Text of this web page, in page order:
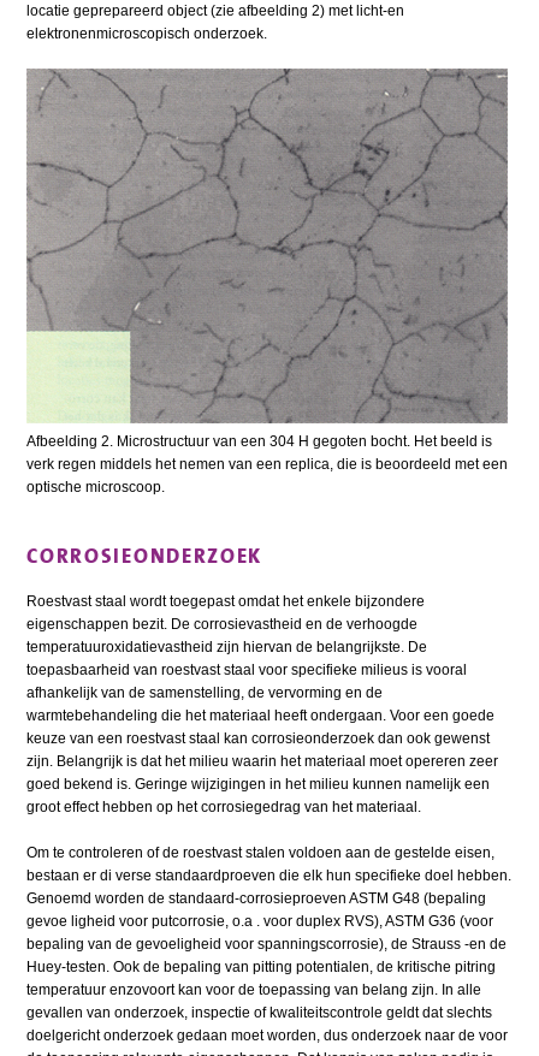
locatie geprepareerd object (zie afbeelding 2) met licht-en
elektronenmicroscopisch onderzoek.
Afbeelding 2. Microstructuur van een 304 H gegoten bocht. Het beeld is
verk regen middels het nemen van een replica, die is beoordeeld met een
optische microscoop.
CORROSIEONDERZOEK
Roestvast staal wordt toegepast omdat het enkele bijzondere
eigenschappen bezit. De corrosievastheid en de verhoogde
temperatuuroxidatievastheid zijn hiervan de belangrijkste. De
toepasbaarheid van roestvast staal voor specifieke milieus is vooral
afhankelijk van de samenstelling, de vervorming en de
warmtebehandeling die het materiaal heeft ondergaan. Voor een goede
keuze van een roestvast staal kan corrosieonderzoek dan ook gewenst
zijn. Belangrijk is dat het milieu waarin het materiaal moet opereren zeer
goed bekend is. Geringe wijzigingen in het milieu kunnen namelijk een
groot effect hebben op het corrosiegedrag van het materiaal.
Om te controleren of de roestvast stalen voldoen aan de gestelde eisen,
bestaan er di verse standaardproeven die elk hun specifieke doel hebben.
Genoemd worden de standaard-corrosieproeven ASTM G48 (bepaling
gevoe ligheid voor putcorrosie, o.a . voor duplex RVS), ASTM G36 (voor
bepaling van de gevoeligheid voor spanningscorrosie), de Strauss -en de
Huey-testen. Ook de bepaling van pitting potentialen, de kritische pitring
temperatuur enzovoort kan voor de toepassing van belang zijn. In alle
gevallen van onderzoek, inspectie of kwaliteitscontrole geldt dat slechts
doelgericht onderzoek gedaan moet worden, dus onderzoek naar de voor